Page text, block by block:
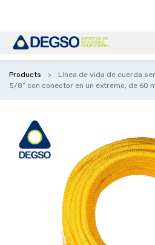
Products
Línea de vida de cuerda
5/8” con conector en un extremo, de 60 m